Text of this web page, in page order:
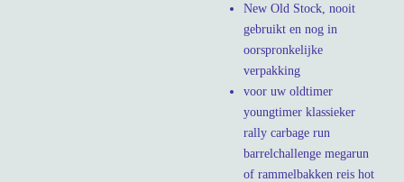
New Old Stock, nooit
gebruikt en nog in
oorspronkelijke
verpakking
voor uw oldtimer
youngtimer klassieker
rally carbage run
barrelchallenge megarun
of rammelbakken reis hot